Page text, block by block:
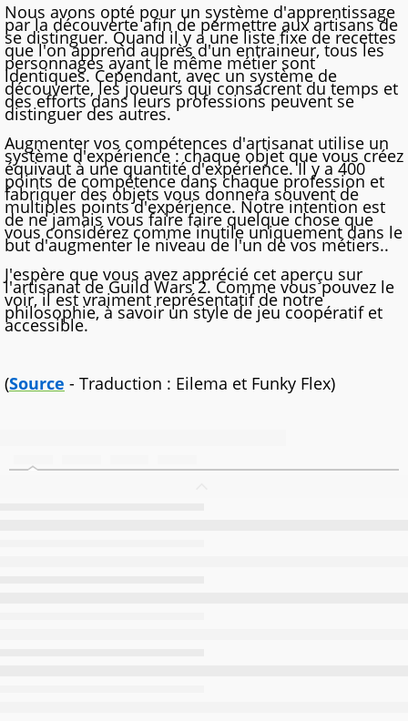
Nous avons opté pour un système d'apprentissage
par la découverte afin de permettre aux artisans de
se distinguer. Quand il y a une liste fixe de recettes
que l'on apprend auprès d'un entraineur, tous les
personnages ayant le même métier sont
identiques. Cependant, avec un système de
découverte, les joueurs qui consacrent du temps et
des efforts dans leurs professions peuvent se
distinguer des autres.
Augmenter vos compétences d'artisanat utilise un
système d'expérience : chaque objet que vous créez
équivaut à une quantité d'expérience. Il y a 400
points de compétence dans chaque profession et
fabriquer des objets vous donnera souvent de
multiples points d'expérience. Notre intention est
de ne jamais vous faire faire quelque chose que
vous considérez comme inutile uniquement dans le
but d'augmenter le niveau de l'un de vos métiers..
J'espère que vous avez apprécié cet aperçu sur
l'artisanat de Guild Wars 2. Comme vous pouvez le
voir, il est vraiment représentatif de notre
philosophie, à savoir un style de jeu coopératif et
accessible.
(Source - Traduction : Eilema et Funky Flex)